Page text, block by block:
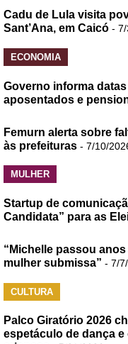
Cadu de Lula visita
Sant’Ana, em Caicó -
ECONOMIA
Governo informa
aposentados e
Femurn alerta sobre
às prefeituras - 7/10/
MULHER
Startup de
Candidata” para as
“Michelle passou
mulher submissa” - 7/
CULTURA
Palco Giratório 2026
espetáculo de dança e